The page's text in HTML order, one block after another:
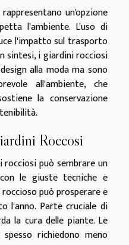
un'opzione
l'ambiente. L'uso di
l'impatto sul trasporto
sintesi, i giardini rocciosi
alla moda ma sono
all'ambiente, che
la conservazione
Roccosi
può sembrare un
le giuste tecniche e
può prosperare e
l'anno. Parte cruciale di
la cura delle piante. Le
richiedono meno